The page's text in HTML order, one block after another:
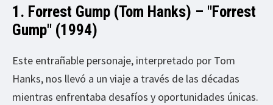
1. Forrest Gump (Tom Hanks) – "Forrest
Gump" (1994)
Este entrañable personaje, interpretado por Tom
Hanks, nos llevó a un viaje a través de las décadas
mientras enfrentaba desafíos y oportunidades únicas.